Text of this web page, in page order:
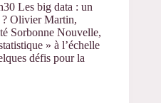
Les big data : un
? Olivier Martin,
Sorbonne Nouvelle,
» à l’échelle
défis pour la